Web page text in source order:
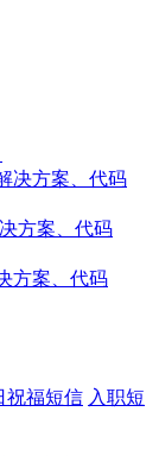
决方案、代码
方案、代码
方案、代码
祝福短信 入职短